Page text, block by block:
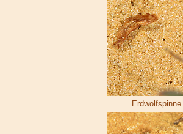
Erdwolfspinne